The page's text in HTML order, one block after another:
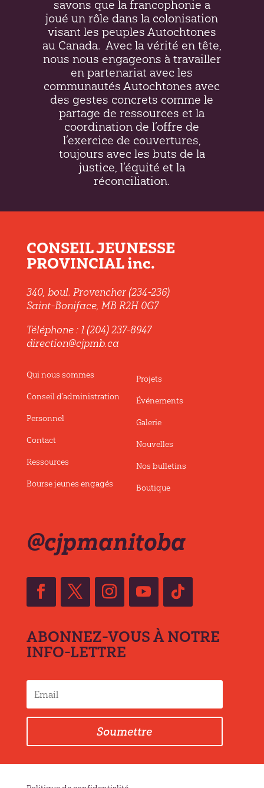
savons que la francophonie a
joué un rôle dans la colonisation
visant les peuples Autochtones
au Canada. Avec la vérité en tête,
nous nous engageons à travailler
en partenariat avec les
communautés Autochtones avec
des gestes concrets comme le
partage de ressources et la
coordination de l’offre de
l’exercice de couvertures,
toujours avec les buts de la
justice, l’équité et la
réconciliation.
CONSEIL JEUNESSE
PROVINCIAL inc.
340, boul. Provencher (234-236)
Saint-Boniface, MB R2H 0G7
Téléphone : 1 (204) 237-8947
direction@cjpmb.ca
Qui nous sommes
Conseil d’administration
Personnel
Contact
Ressources
Bourse jeunes engagés
Projets
Événements
Galerie
Nouvelles
Nos bulletins
Boutique
@cjpmanitoba
ABONNEZ-VOUS À NOTRE
INFO-LETTRE
Soumettre